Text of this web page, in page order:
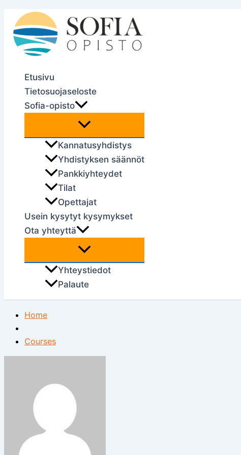
sisältöön
Etusivu
Tietosuojaseloste
Sofia-opisto
Kannatusyhdistys
Yhdistyksen säännöt
Pankkiyhteydet
Tilat
Opettajat
Usein kysytyt kysymykset
Ota yhteyttä
Yhteystiedot
Palaute
Home
Courses